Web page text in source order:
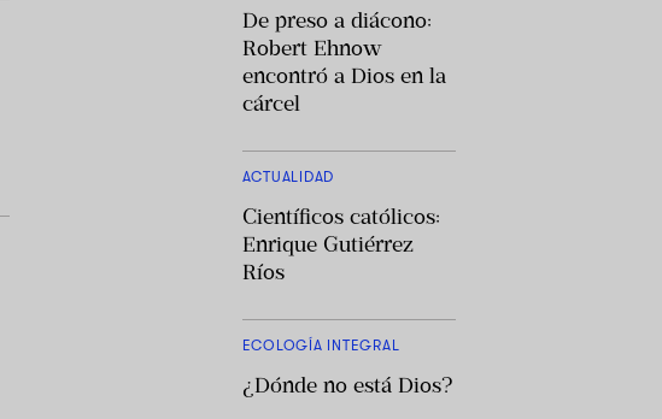
De preso a diácono:
Robert Ehnow
encontró a Dios en la
cárcel
ACTUALIDAD
Científicos católicos:
Enrique Gutiérrez
Ríos
ECOLOGÍA INTEGRAL
¿Dónde no está Dios?